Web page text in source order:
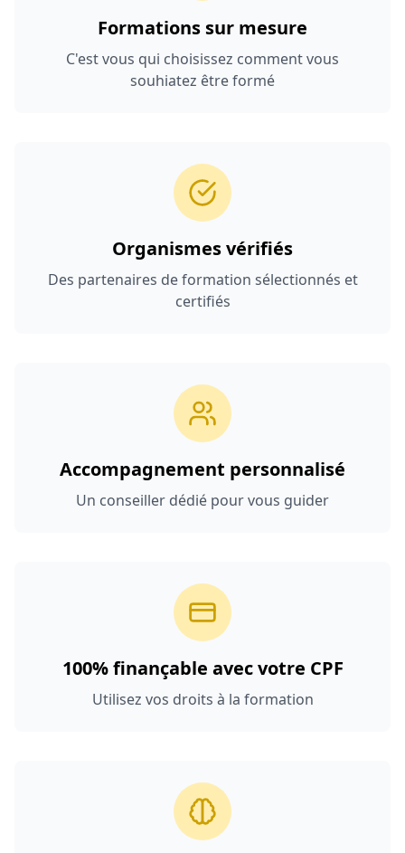
Formations sur mesure
C'est vous qui choisissez comment vous
souhiatez être formé
Organismes vérifiés
Des partenaires de formation sélectionnés et
certifiés
Accompagnement personnalisé
Un conseiller dédié pour vous guider
100% finançable avec votre CPF
Utilisez vos droits à la formation